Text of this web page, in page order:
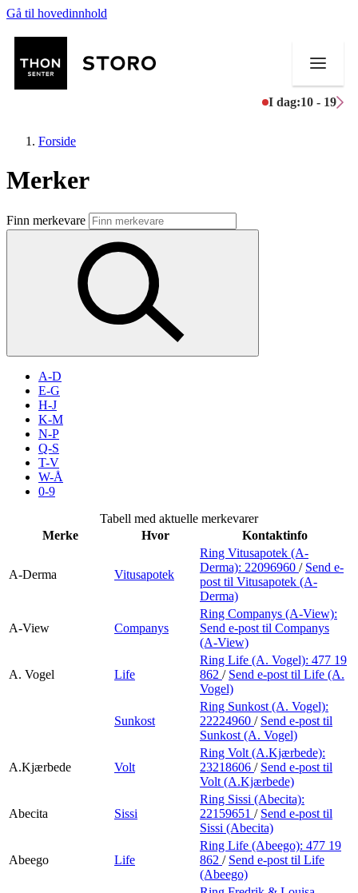
Gå til hovedinnhold
I dag:10 - 19
Butikker
Mat og drikke
Aktiviteter
Merker
Inspirasjon
Søk
Åpningstider
Praktisk informasjon
Magasin
Forside
Merker
Finn merkevare
A-D
E-G
H-J
K-M
N-P
Q-S
T-V
W-Å
0-9
Tabell med aktuelle merkevarer
Merke
Hvor Kontaktinfo
A-Derma Vitusapotek
Ring Vitusapotek (A-
Derma): 22096960 / Send e-
post til Vitusapotek (A-
Derma)
A-View Companys
Ring Companys (A-View):
Send e-post til Companys
(A-View)
A. Vogel Life
Ring Life (A. Vogel): 477 19
862 / Send e-post til Life (A.
Vogel)
Sunkost
Ring Sunkost (A. Vogel):
22224960 / Send e-post til
Sunkost (A. Vogel)
A.Kjærbede Volt
Ring Volt (A.Kjærbede):
23218606 / Send e-post til
Volt (A.Kjærbede)
Abecita Sissi
Ring Sissi (Abecita):
22159651 / Send e-post til
Sissi (Abecita)
Abeego Life
Ring Life (Abeego): 477 19
862 / Send e-post til Life
(Abeego)